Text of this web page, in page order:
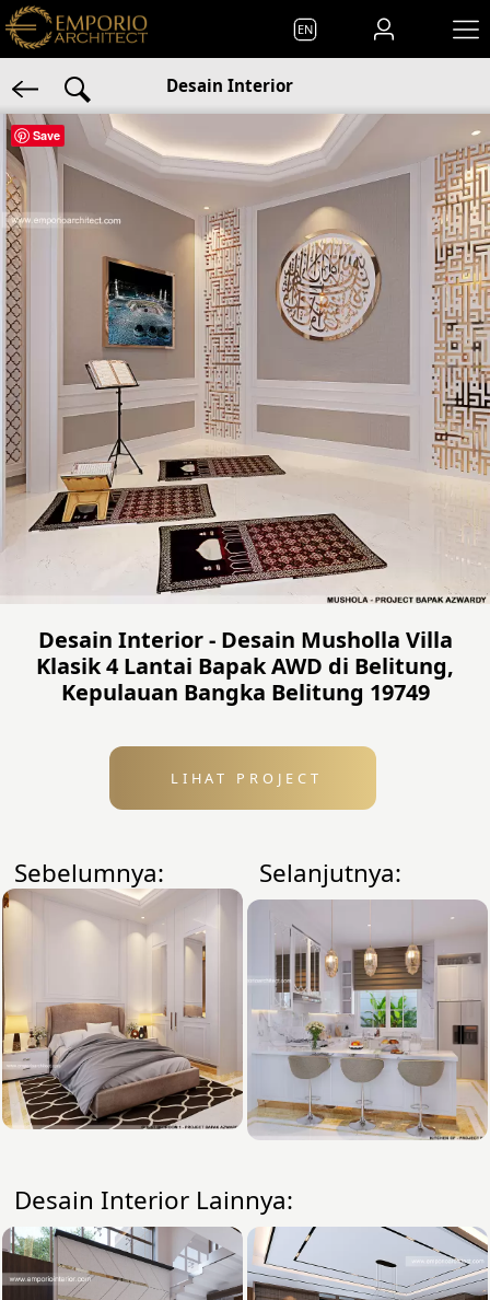
EN
Desain Interior
Desain Interior - Desain Musholla Villa
Klasik 4 Lantai Bapak AWD di Belitung,
Kepulauan Bangka Belitung 19749
LIHAT PROJECT
Sebelumnya: Selanjutnya:
Desain Interior Lainnya:
Save